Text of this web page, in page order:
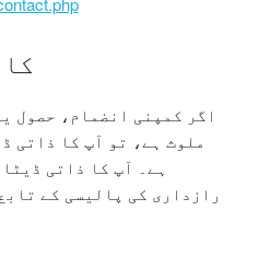
اگر کمپنی انضمام، حصول
ملوث ہے، تو آپ کا ذاتی
ہے۔ آپ کا ذاتی
رازداری کی پالیسی کے